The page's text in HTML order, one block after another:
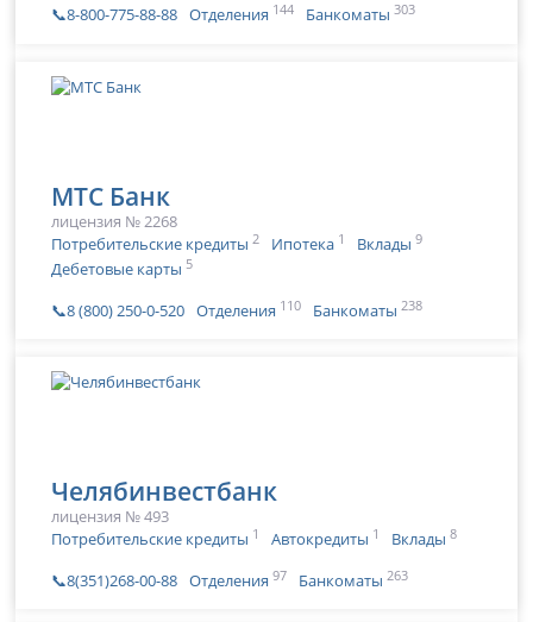
📞8-800-775-88-88 Отделения 144 Банкоматы 303
МТС Банк
лицензия № 2268
Потребительские кредиты 2 Ипотека 1 Вклады 9
Дебетовые карты 5
📞8 (800) 250-0-520 Отделения 110 Банкоматы 238
Челябинвестбанк
лицензия № 493
Потребительские кредиты 1 Автокредиты 1 Вклады 8
📞8(351)268-00-88 Отделения 97 Банкоматы 263